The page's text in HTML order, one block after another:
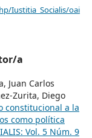
Iustitia_Socialis/oai
a
Juan Carlos
Zurita, Diego
constitucional a la
como política
Vol. 5 Núm. 9